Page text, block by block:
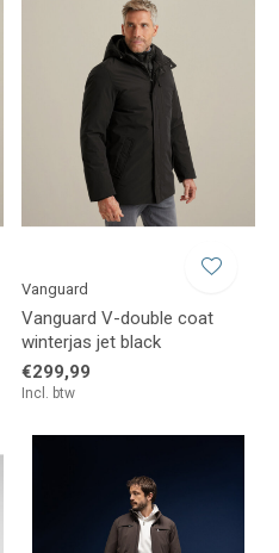
Vanguard
Vanguard V-double coat
winterjas jet black
€299,99
Incl. btw